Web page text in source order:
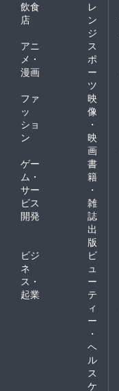
飲食
店
レ
ン
ジ
アニ
メ・
漫画
ス
ポ
ー
ツ
ファ
ッ
ショ
ン
映
像
・
映
画
ゲー
ム・
サー
ビス
開発
書
籍
・
雑
誌
出
版
ビジ
ネ
ス・
起業
ビ
ュ
ー
テ
ィ
ー
・
ヘ
ル
ス
ケ